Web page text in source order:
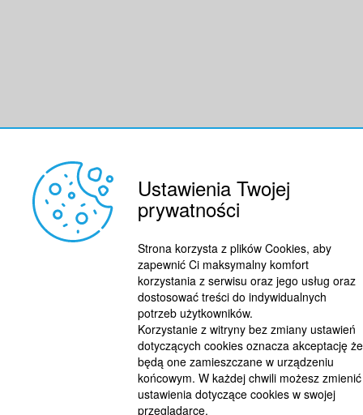
Ustawienia Twojej
prywatności
Strona korzysta z plików Cookies, aby
zapewnić Ci maksymalny komfort
korzystania z serwisu oraz jego usług oraz
dostosować treści do indywidualnych
potrzeb użytkowników.
Korzystanie z witryny bez zmiany ustawień
dotyczących cookies oznacza akceptację że
będą one zamieszczane w urządzeniu
końcowym. W każdej chwili możesz zmienić
ustawienia dotyczące cookies w swojej
przeglądarce.